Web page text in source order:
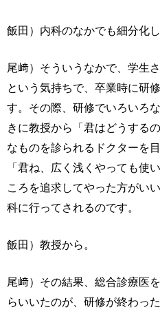
飯田）内科のなかでも細分化し
尾﨑）そういうなかで、学生
という気持ちで、卒業時に研
す。その際、研修でいろいろ
きに教授から「君はどうする
なものを診られるドクターを
「君ね、広く浅くやっても使
ころを追求してやった方がい
科に行ってされるのです。
飯田）教授から。
尾﨑）その結果、総合診療医
らいいたのが、研修が終わっ